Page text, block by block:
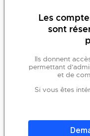
Les
sont
Ils donnent
permettant
et de
Si vous êtes